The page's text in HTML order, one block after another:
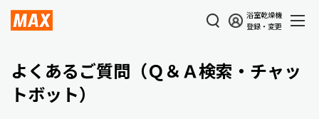
浴室乾燥機
登録・変更
よくあるご質問（Ｑ＆Ａ検索・チャッ
トボット）